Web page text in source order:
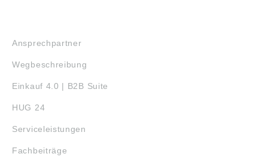
Ansprechpartner
Wegbeschreibung
Einkauf 4.0 | B2B Suite
HUG 24
Serviceleistungen
Fachbeiträge